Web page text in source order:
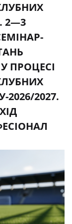
2—3
ПРОЦЕСІ
2027.